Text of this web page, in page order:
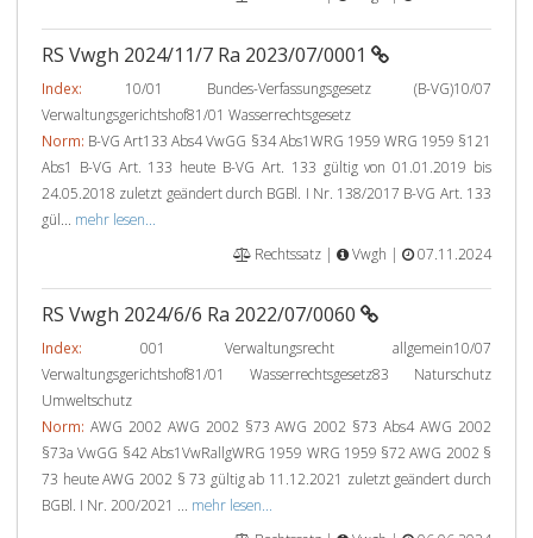
RS Vwgh 2024/11/7 Ra 2023/07/0001
Index: 10/01 Bundes-Verfassungsgesetz (B-VG)10/07
Verwaltungsgerichtshof81/01 Wasserrechtsgesetz
Norm: B-VG Art133 Abs4 VwGG §34 Abs1WRG 1959 WRG 1959 §121
Abs1 B-VG Art. 133 heute B-VG Art. 133 gültig von 01.01.2019 bis
24.05.2018 zuletzt geändert durch BGBl. I Nr. 138/2017 B-VG Art. 133
gül... mehr lesen...
Rechtssatz |
Vwgh | 07.11.2024
RS Vwgh 2024/6/6 Ra 2022/07/0060
Index: 001 Verwaltungsrecht allgemein10/07
Verwaltungsgerichtshof81/01 Wasserrechtsgesetz83 Naturschutz
Umweltschutz
Norm: AWG 2002 AWG 2002 §73 AWG 2002 §73 Abs4 AWG 2002
§73a VwGG §42 Abs1VwRallgWRG 1959 WRG 1959 §72 AWG 2002 §
73 heute AWG 2002 § 73 gültig ab 11.12.2021 zuletzt geändert durch
BGBl. I Nr. 200/2021 ... mehr lesen...